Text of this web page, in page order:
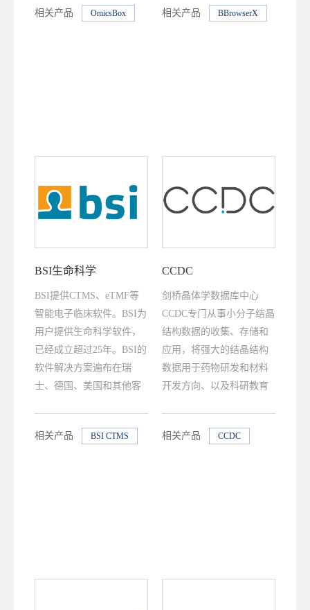
相关产品 OmicsBox
相关产品
BBrowserX
BSI生命科学
BSI提供CTMS、eTMF等
智能电子临床软件。BSI为
用户提供生命科学软件，
已经成立超过25年。BSI的
软件解决方案遍布在瑞
士、德国、美国和其他客
用。他们将资源集中在保
相关产品
BSI CTMS
CCDC
剑桥晶体学数据库中心
CCDC专门从事小分子结晶
结构数据的收集、存储和
应用，将强大的结晶结构
数据用于药物研发和材料
开发方向、以及科研教育
基于CSD数据库，CCDC研
相关产品 CCDC